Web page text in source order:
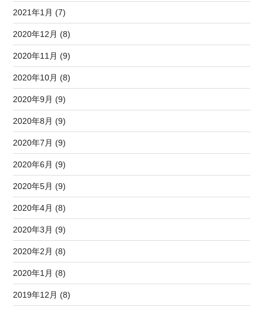
2021年1月 (7)
2020年12月 (8)
2020年11月 (9)
2020年10月 (8)
2020年9月 (9)
2020年8月 (9)
2020年7月 (9)
2020年6月 (9)
2020年5月 (9)
2020年4月 (8)
2020年3月 (9)
2020年2月 (8)
2020年1月 (8)
2019年12月 (8)